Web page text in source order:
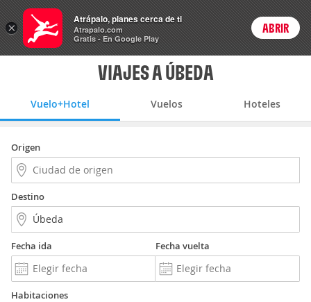
Vuelo+Hotel Login
VIAJES A ÚBEDA
Vuelo+Hotel Vuelos Hoteles
Origen
Destino
Fecha ida Fecha vuelta
Habitaciones
×
Atrápalo, planes cerca de ti
Atrapalo.com
Gratis - En Google Play
ABRIR